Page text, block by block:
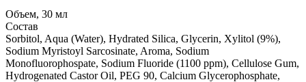
Объем, 30 мл
Состав
Sorbitol, Aqua (Water), Hydrated Silica, Glycerin, Xylitol (9%),
Sodium Myristoyl Sarcosinate, Aroma, Sodium
Monofluorophospate, Sodium Fluoride (1100 ppm), Cellulose Gum,
Hydrogenated Castor Oil, PEG 90, Calcium Glycerophosphate,